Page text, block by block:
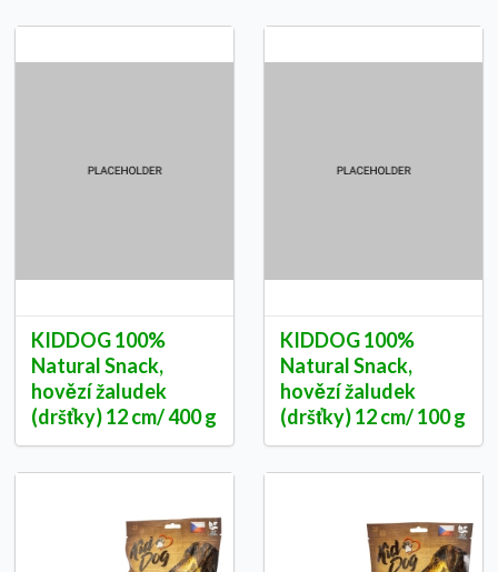
KIDDOG 100%
Natural Snack,
hovězí žaludek
(dršťky) 12 cm/ 400 g
KIDDOG 100%
Natural Snack,
hovězí žaludek
(dršťky) 12 cm/ 100 g